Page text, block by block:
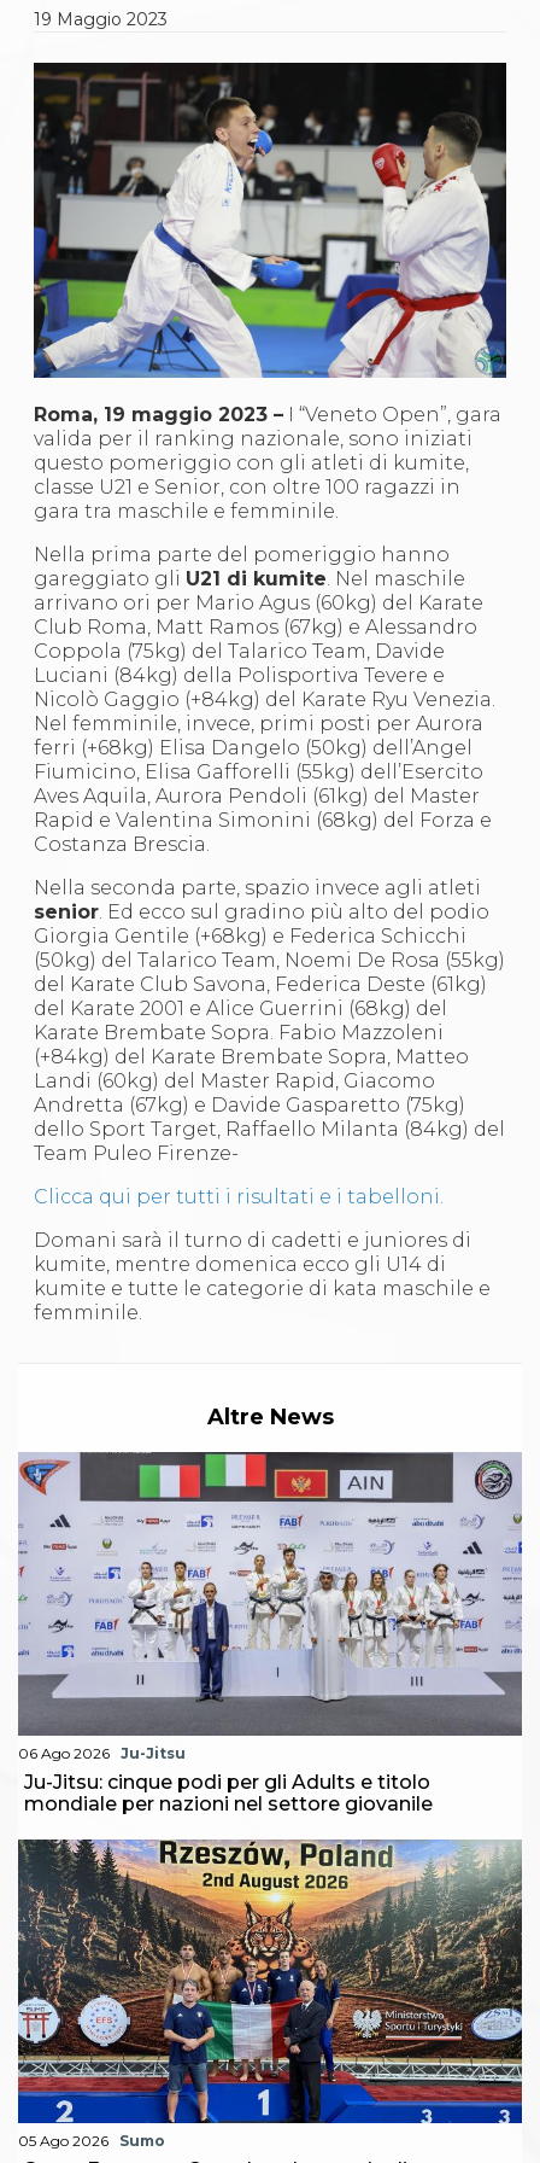
La disciplina
News
Gare e Risultati
Attività Didattica
Albi Federali
Karate
La disciplina
News
Gare e Risultati
Attività Didattica
Albi Federali
Arti marziali
Ju Jitsu
Sumo
Capoeira
Grappling
BJJ
S'istrumpa
News
Calendario Attività
Difesa Personale MGA
La disciplina
News
Merchandising
Mappa del sito
Cerca
Contatti
News
Cookies Accept
Webinar
Corsi Monotematici
Corsi di Specializzazione
Corsi FIJLKAM-FISDIR
Corsi Preparatore Fisico
Edutraining class - Didattica infantile
Corso dirigenti sportivi
Corso Direttore di Gara
Abilitazioni
Sportello Fiscale
News
Modulistica
FAQ
Quesiti fiscali
Sostenibilità
Documenti
19 Maggio2023
Roma, 19 maggio 2023 – I “Veneto Open”, gara
valida per il ranking nazionale, sono iniziati
questo pomeriggio con gli atleti di kumite,
classe U21 e Senior, con oltre 100 ragazzi in
gara tra maschile e femminile.
Nella prima parte del pomeriggio hanno
gareggiato gli U21 di kumite. Nel maschile
arrivano ori per Mario Agus (60kg) del Karate
Club Roma, Matt Ramos (67kg) e Alessandro
Coppola (75kg) del Talarico Team, Davide
Luciani (84kg) della Polisportiva Tevere e
Nicolò Gaggio (+84kg) del Karate Ryu Venezia.
Nel femminile, invece, primi posti per Aurora
ferri (+68kg) Elisa Dangelo (50kg) dell’Angel
Fiumicino, Elisa Gafforelli (55kg) dell’Esercito
Aves Aquila, Aurora Pendoli (61kg) del Master
Rapid e Valentina Simonini (68kg) del Forza e
Costanza Brescia.
Nella seconda parte, spazio invece agli atleti
senior. Ed ecco sul gradino più alto del podio
Giorgia Gentile (+68kg) e Federica Schicchi
(50kg) del Talarico Team, Noemi De Rosa (55kg)
del Karate Club Savona, Federica Deste (61kg)
del Karate 2001 e Alice Guerrini (68kg) del
Karate Brembate Sopra. Fabio Mazzoleni
(+84kg) del Karate Brembate Sopra, Matteo
Landi (60kg) del Master Rapid, Giacomo
Andretta (67kg) e Davide Gasparetto (75kg)
dello Sport Target, Raffaello Milanta (84kg) del
Team Puleo Firenze-
Clicca qui per tutti i risultati e i tabelloni.
Domani sarà il turno di cadetti e juniores di
kumite, mentre domenica ecco gli U14 di
kumite e tutte le categorie di kata maschile e
femminile.
Altre News
06 Ago 2026 Ju-Jitsu
Ju-Jitsu: cinque podi per gli Adults e titolo
mondiale per nazioni nel settore giovanile
05 Ago 2026 Sumo